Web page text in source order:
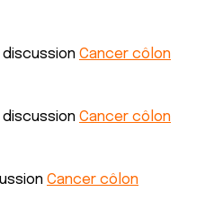
discussion Cancer côlon
discussion Cancer côlon
Cancer côlon